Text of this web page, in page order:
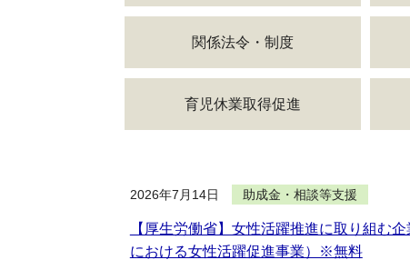
関係法令・制度
育児休業取得促進
2026年7月14日 助成金・相談等支援
【厚生労働省】女性活躍推進に取り組む
における女性活躍促進事業）※無料